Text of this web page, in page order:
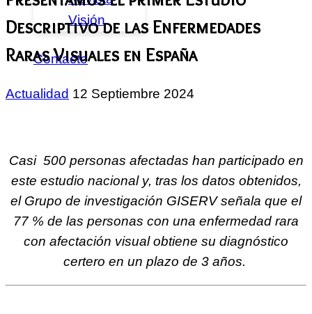
Visión
Contacto
Descriptivo de las Enfermedades
Raras Visuales en España
Actualidad 12 Septiembre 2024
Casi 500 personas afectadas han participado en
este estudio nacional y, tras los datos obtenidos,
el Grupo de investigación GISERV señala que el
77 % de las personas con una enfermedad rara
con afectación visual obtiene su diagnóstico
certero en un plazo de 3 años.